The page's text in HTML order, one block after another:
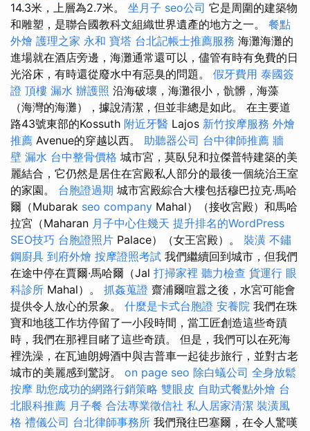
14.3米，上層為2.7米。 坐月子 seo公司 它是周圍的建築物
和雕塑，是聯合國教科文組織世界遺產的地方之一。 餐點
外燴 護理之家 永和 寶塔 台北記帳士推薦服務 海灘海灘的
進場就在酒店旁邊，海灘通常還可以，儘管有時有免費的日
光浴床，有時還從廢水中有惡臭的問題。 假牙費用 泰國簽
證 頂樓 漏水 辦護照 沿海破壞，海灘很小，骯髒，海藻
（海灣的海灘），據說清潔，但並非總是如此。 在主要道
路43號東部的Kossuth 附近牙醫 Lajos 新竹按摩服務 外燴
推薦 Avenue的穿越以西。 助聽器公司 台中律師推薦 牆
壁 漏水 台中整骨價格 城市宮，莫臥兒和拉傑普特建築的美
麗結合，它仍然是居住在宮殿私人部分的最後一個統治王室
的家園。 台胞證過期 城市宮殿綜合大樓包括穆巴拉克·馬哈
爾（Mubarak seo company Mahal）（接收宮殿）和馬哈
拉宮（Maharan 月子中心住幾天 提升排名的WordPress
SEO技巧 台胞證照片 Palace）（女王宮殿）。 裝潢 不鏽
鋼廚具 到府外燴 按摩證照考試 我們繼續回到城市，但我們
在途中停在賈爾·馬哈爾（Jal 打掃家裡 聽力檢查 貨運行 眼
科診所 Mahal）。 抓姦蒐證 齋浦爾喧囂之後，水宮可能會
提供令人放心的景象。 什麼是卡式台胞證 安養院 我們在珠
寶和地毯工作坊停留了一小段時間，當工匠創造這些奇蹟
時，我們在那裡目睹了這些奇蹟。 但是，我們可以在死海
裡洗澡，在瓦迪朗姆酒中與吉普車一起徒步旅行，並對古老
城市的美麗感到驚訝。 on page seo 除白蟻公司 全身放鬆
按摩 助您成功的網路行銷策略 雙眼皮 自助式餐點外燴 台
北眼科推薦 月子餐 合法專業徵信社 私人居家清潔 裝潢風
格 禮儀公司 台北律師事務所 我們飛往巴塞爾，在令人驚嘆